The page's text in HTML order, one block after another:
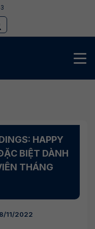
HAPPY
BIỆT DÀNH
THÁNG
11/2022